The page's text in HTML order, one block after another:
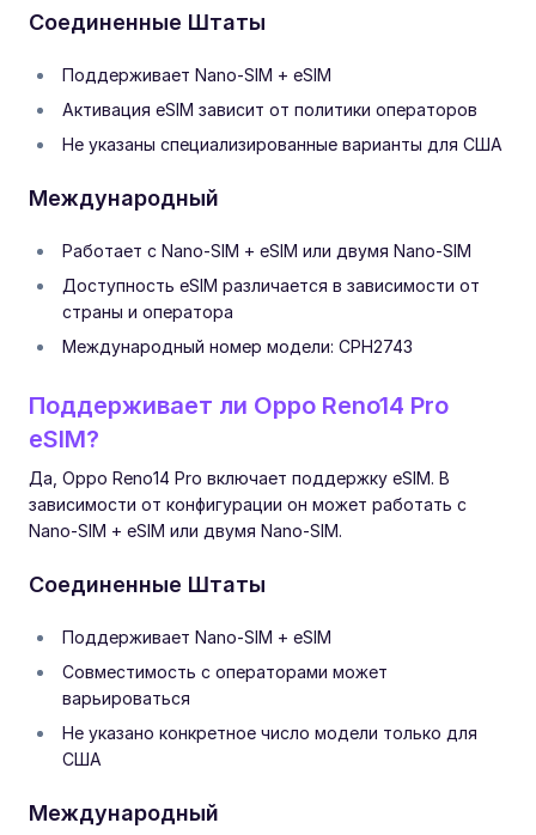
Соединенные Штаты
Поддерживает Nano-SIM + eSIM
Активация eSIM зависит от политики операторов
Не указаны специализированные варианты для США
Международный
Работает с Nano-SIM + eSIM или двумя Nano-SIM
Доступность eSIM различается в зависимости от
страны и оператора
Международный номер модели: CPH2743
Поддерживает ли Oppo Reno14 Pro
eSIM?
Да, Oppo Reno14 Pro включает поддержку eSIM. В
зависимости от конфигурации он может работать с
Nano-SIM + eSIM или двумя Nano-SIM.
Соединенные Штаты
Поддерживает Nano-SIM + eSIM
Совместимость с операторами может
варьироваться
Не указано конкретное число модели только для
США
Международный